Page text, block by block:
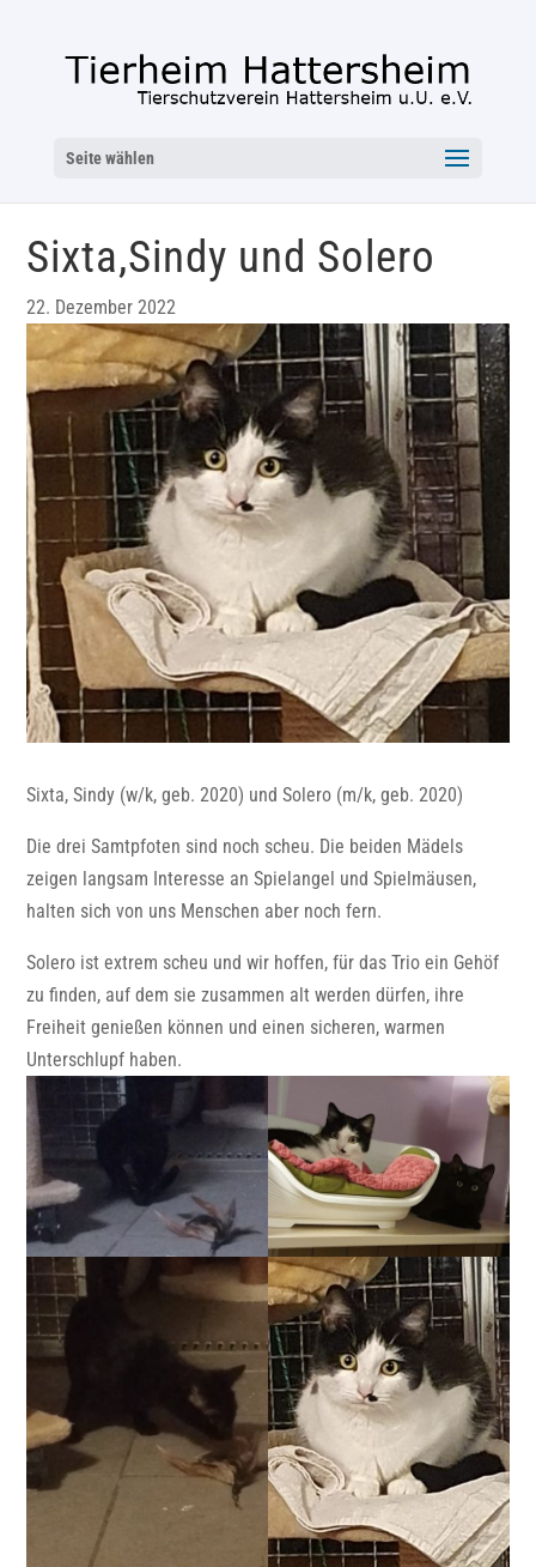
Seite wählen
Sixta,Sindy und Solero
22. Dezember 2022
Sixta, Sindy (w/k, geb. 2020) und Solero (m/k, geb. 2020)
Die drei Samtpfoten sind noch scheu. Die beiden Mädels
zeigen langsam Interesse an Spielangel und Spielmäusen,
halten sich von uns Menschen aber noch fern.
Solero ist extrem scheu und wir hoffen, für das Trio ein Gehöf
zu finden, auf dem sie zusammen alt werden dürfen, ihre
Freiheit genießen können und einen sicheren, warmen
Unterschlupf haben.